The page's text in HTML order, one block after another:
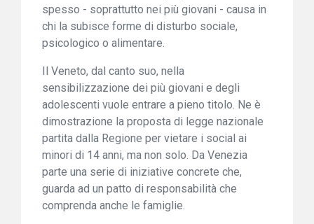
spesso - soprattutto nei più giovani - causa in
chi la subisce forme di disturbo sociale,
psicologico o alimentare.
Il Veneto, dal canto suo, nella
sensibilizzazione dei più giovani e degli
adolescenti vuole entrare a pieno titolo. Ne è
dimostrazione la proposta di legge nazionale
partita dalla Regione per vietare i social ai
minori di 14 anni, ma non solo. Da Venezia
parte una serie di iniziative concrete che,
guarda ad un patto di responsabilità che
comprenda anche le famiglie.